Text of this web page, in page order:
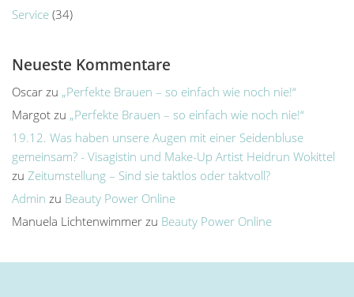
Service (34)
Neueste Kommentare
Oscar zu „Perfekte Brauen – so einfach wie noch nie!“
Margot zu „Perfekte Brauen – so einfach wie noch nie!“
19.12. Was haben unsere Augen mit einer Seidenbluse
gemeinsam? - Visagistin und Make-Up Artist Heidrun Wokittel
zu Zeitumstellung – Sind sie taktlos oder taktvoll?
Admin zu Beauty Power Online
Manuela Lichtenwimmer zu Beauty Power Online